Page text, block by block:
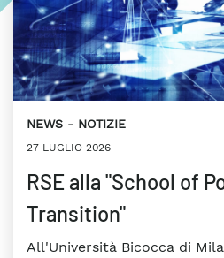
NEWS NOTIZIE
27 LUGLIO 2026
RSE alla "School of
Transition"
All'Università Bicocca di